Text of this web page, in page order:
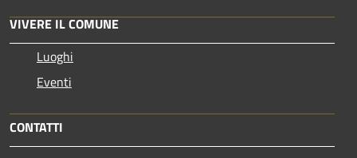
VIVERE IL COMUNE
Luoghi
Eventi
CONTATTI